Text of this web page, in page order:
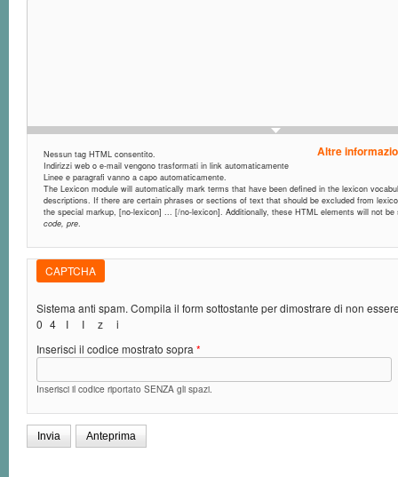
Altre
Nessun tag HTML consentito.
Indirizzi web o e-mail vengono trasformati in link automaticamente
Linee e paragrafi vanno a capo automaticamente.
The Lexicon module will automatically mark terms that have been defined in the lexicon
descriptions. If there are certain phrases or sections of text that should be excluded from
the special markup, [no-lexicon] ... [/no-lexicon]. Additionally, these HTML elements will not
code, pre.
CAPTCHA
Sistema anti spam. Compila il form sottostante per dimostrare di non
i
0 z
I
I
4
Inserisci il codice mostrato sopra *
Inserisci il codice riportato SENZA gli spazi.